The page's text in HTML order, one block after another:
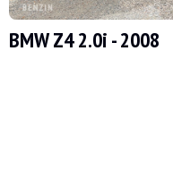
no presenta defectos
El volante y el
BMW Z4 2.0i - 2008